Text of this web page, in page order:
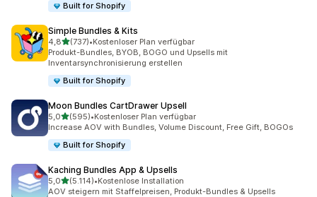
Built for Shopify
Simple Bundles & Kits
4,8von 5 Sternen
(737)
737 Rezensionen insgesamt
•Kostenloser Plan verfügbar
Produkt-Bundles, BYOB, BOGO und Upsells mit
Inventarsynchronisierung erstellen
Built for Shopify
Moon Bundles CartDrawer Upsell
5,0von 5 Sternen
(595)
595 Rezensionen insgesamt
•Kostenloser Plan verfügbar
Increase AOV with Bundles, Volume Discount, Free Gift, BOGOs
Built for Shopify
Kaching Bundles App & Upsells
5,0von 5 Sternen
(5.114)
5114 Rezensionen insgesamt
•Kostenlose Installation
AOV steigern mit Staffelpreisen, Produkt-Bundles & Upsells